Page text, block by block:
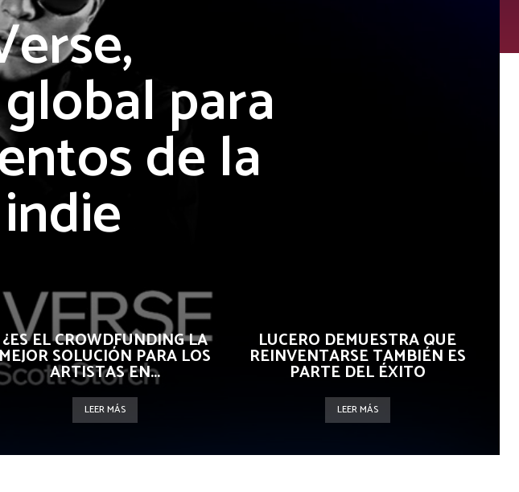
para
de la
¿ES EL CROWDFUNDING LA
SOLUCIÓN PARA LOS
ARTISTAS EN...
LEER MÁS
LUCERO DEMUESTRA QUE
REINVENTARSE TAMBIÉN ES
PARTE DEL ÉXITO
LEER MÁS